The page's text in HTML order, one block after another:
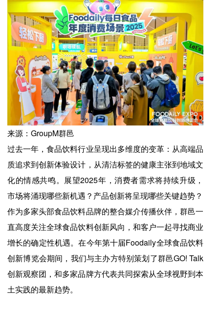
来源：GroupM群邑
过去一年，食品饮料行业呈现出多维度的变革：从高端品
质追求到创新体验设计，从清洁标签的健康主张到地域文
化的情感共鸣。展望2025年，消费者需求将持续升级，
市场将涌现哪些新机遇？产品创新将呈现哪些关键趋势？
作为多家头部食品饮料品牌的整合媒介传播伙伴，群邑一
直高度关注全球食品饮料创新风向，和客户一起寻找商业
增长的确定性机遇。在今年第十届Foodaily全球食品饮料
创新博览会期间，我们与主办方特别策划了群邑GO! Talk
创新观察团，和多家品牌方代表共同探索从全球视野到本
土实践的最新趋势。